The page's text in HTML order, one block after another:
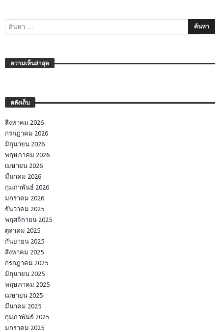
ความเห็นล่าสุด
คลังเก็บ
สิงหาคม 2026
กรกฎาคม 2026
มิถุนายน 2026
พฤษภาคม 2026
เมษายน 2026
มีนาคม 2026
กุมภาพันธ์ 2026
มกราคม 2026
ธันวาคม 2025
พฤศจิกายน 2025
ตุลาคม 2025
กันยายน 2025
สิงหาคม 2025
กรกฎาคม 2025
มิถุนายน 2025
พฤษภาคม 2025
เมษายน 2025
มีนาคม 2025
กุมภาพันธ์ 2025
มกราคม 2025